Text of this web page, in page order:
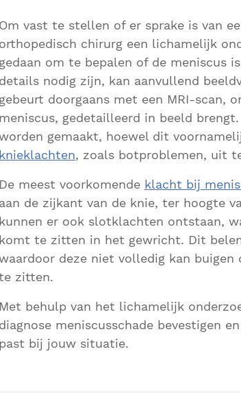
Om vast te stellen of er sprake is van
orthopedisch chirurg een lichamelijk
gedaan om te bepalen of de meniscus
details nodig zijn, kan aanvullend
gebeurt doorgaans met een MRI-scan,
meniscus, gedetailleerd in beeld
gemaakt, hoewel dit
knieklachten, zoals botproblemen, uit
De meest voorkomende klacht bij
aan de zijkant van de knie, ter hoogte
kunnen er ook slotklachten ontstaan,
komt te zitten in het gewricht. Dit
deze niet volledig kan buigen
zitten.
Met behulp van het lichamelijk
diagnose meniscusschade bevestigen
past bij jouw situatie.